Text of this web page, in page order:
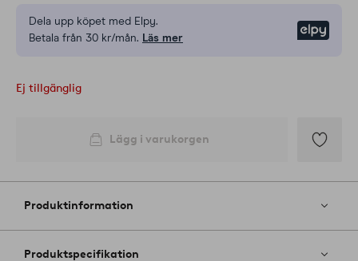
Dela upp köpet med Elpy.
Betala från 30 kr/mån. Läs mer
Ej tillgänglig
Lägg i varukorgen
till
favoriter
Produktinformation
Produktspecifikation